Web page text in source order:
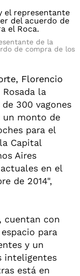
de la
de compra de los
Florencio
Rosada la
300 vagones
un monto de
para el
Capital
Aires
en el
de 2014",
cuentan con
para
y un
inteligentes
está en